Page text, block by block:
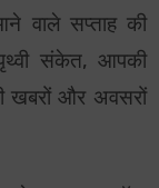
वाले सप्ताह की
संकेत, आपकी
खबरों और अवसरों